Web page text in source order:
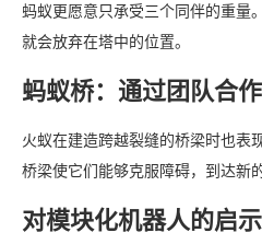
蚂蚁更愿意只承受三个同伴的重量
就会放弃在塔中的位置。
蚂蚁桥：通过团队合
火蚁在建造跨越裂缝的桥梁时也表
桥梁使它们能够克服障碍，到达新
对模块化机器人的启示